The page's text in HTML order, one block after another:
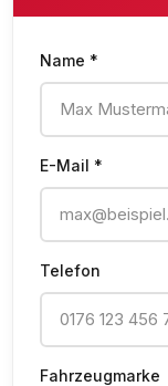
Name *
E-Mail *
Telefon
Fahrzeugmarke